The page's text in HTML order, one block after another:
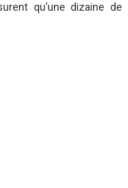
qu’une dizaine de